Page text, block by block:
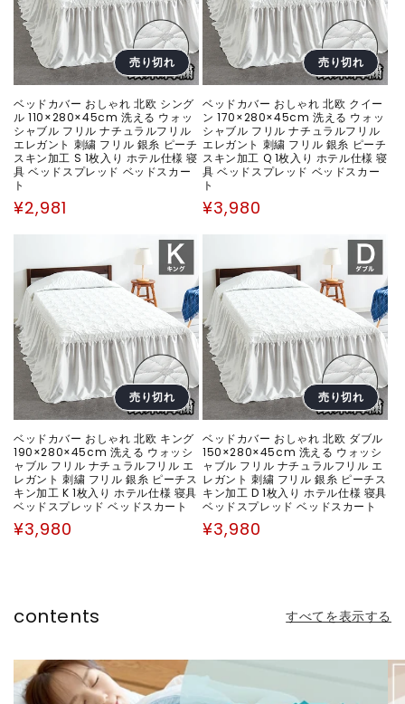
売り切れ
ベッドカバー おしゃれ 北欧 シング
ル 110×280×45cm 洗える ウォッ
シャブル フリル ナチュラルフリル
エレガント 刺繍 フリル 銀糸 ピーチ
スキン加工 S 1枚入り ホテル仕様 寝
具 ベッドスプレッド ベッドスカー
ト
通
格
¥2,981
売り切れ
ベッドカバー おしゃれ 北欧 クイー
ン 170×280×45cm 洗える ウォッ
シャブル フリル ナチュラルフリル
エレガント 刺繍 フリル 銀糸 ピーチ
スキン加工 Q 1枚入り ホテル仕様 寝
具 ベッドスプレッド ベッドスカー
ト
通
格
¥3,980
売り切れ
ベッドカバー おしゃれ 北欧 キング
190×280×45cm 洗える ウォッシ
ャブル フリル ナチュラルフリル エ
レガント 刺繍 フリル 銀糸 ピーチス
キン加工 K 1枚入り ホテル仕様 寝具
ベッドスプレッド ベッドスカート
通
¥3,980
売り切れ
ベッドカバー おしゃれ 北欧 ダブル
150×280×45cm 洗える ウォッシ
ャブル フリル ナチュラルフリル エ
レガント 刺繍 フリル 銀糸 ピーチス
キン加工 D 1枚入り ホテル仕様 寝具
ベッドスプレッド ベッドスカート
通
¥3,980
contents すべてを表示する